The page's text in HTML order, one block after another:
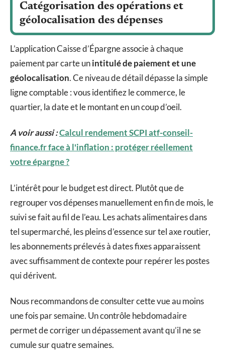
Catégorisation des opérations et
géolocalisation des dépenses
L’application Caisse d’Épargne associe à chaque
paiement par carte unintitulé de paiement et une
géolocalisation. Ce niveau de détail dépasse la simple
ligne comptable : vous identifiez le commerce, le
quartier, la date et le montant en un coup d’oeil.
A voir aussi :Calcul rendement SCPI atf-conseil-
finance.fr face à l'inflation : protéger réellement
votre épargne ?
L’intérêt pour le budget est direct. Plutôt que de
regrouper vos dépenses manuellement en fin de mois, le
suivi se fait au fil de l’eau. Les achats alimentaires dans
tel supermarché, les pleins d’essence sur tel axe routier,
les abonnements prélevés à dates fixes apparaissent
avec suffisamment de contexte pour repérer les postes
qui dérivent.
Nous recommandons de consulter cette vue au moins
une fois par semaine. Un contrôle hebdomadaire
permet de corriger un dépassement avant qu’il ne se
cumule sur quatre semaines.